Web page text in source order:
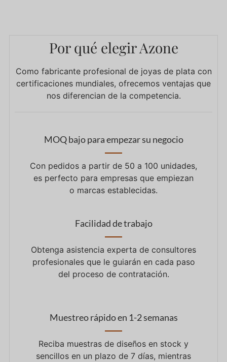
Por qué elegir Azone
Como fabricante profesional de joyas de plata con
certificaciones mundiales, ofrecemos ventajas que
nos diferencian de la competencia.
MOQ bajo para empezar su negocio
Con pedidos a partir de 50 a 100 unidades,
es perfecto para empresas que empiezan
o marcas establecidas.
Facilidad de trabajo
Obtenga asistencia experta de consultores
profesionales que le guiarán en cada paso
del proceso de contratación.
Muestreo rápido en 1-2 semanas
Reciba muestras de diseños en stock y
sencillos en un plazo de 7 días, mientras